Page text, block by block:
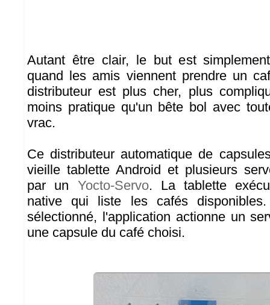
Autant être clair, le but est
quand les amis viennent prendre un
distributeur est plus cher, plus
moins pratique qu'un bête bol avec
vrac.
Ce distributeur automatique de
vieille tablette Android et plusieurs
par un Yocto-Servo. La tablette
native qui liste les cafés
sélectionné, l'application actionne un
une capsule du café choisi.